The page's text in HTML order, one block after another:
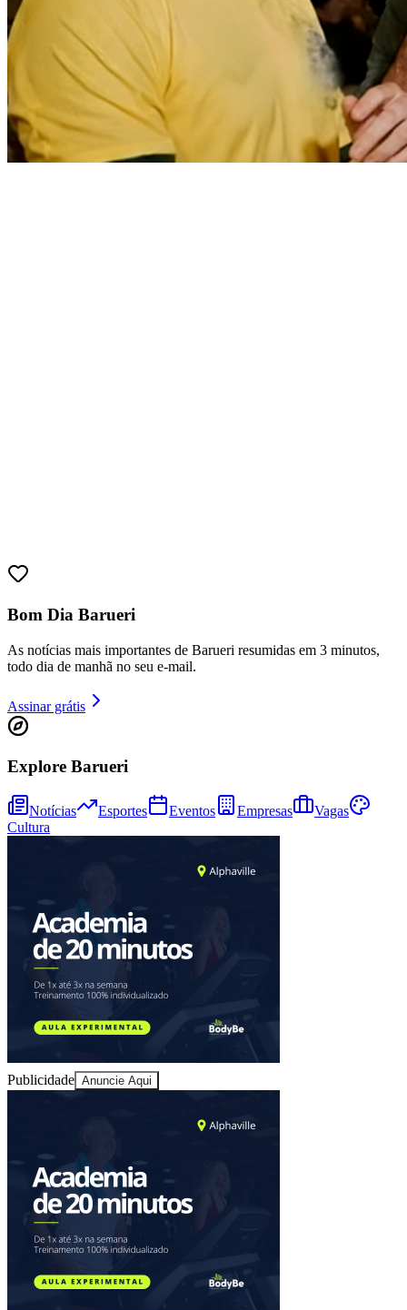
Sport
Bom Dia Barueri
As notícias mais importantes de Barueri resumidas em 3 minutos,
todo dia de manhã no seu e-mail.
Assinar grátis
Explore Barueri
Notícias Esportes Eventos Empresas
Vagas
Cultura
Publicidade Anuncie Aqui